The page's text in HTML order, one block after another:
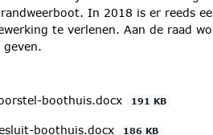
In 2018 is er reeds
te verlenen. Aan de raad
geven.
boothuis.docx
191 KB
boothuis.docx 186 KB